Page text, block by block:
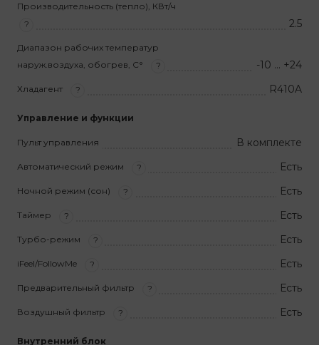
Производительность (тепло), КВт/ч
?
2.5
Диапазон рабочих температур
наруж.воздуха, обогрев, С°
? -10 … +24
Хладагент ? R410A
Управление и функции
Пульт управления В комплекте
Автоматический режим ? Есть
Ночной режим (сон) ? Есть
Таймер ? Есть
Турбо-режим ? Есть
iFeel/FollowMe ? Есть
Предварительный фильтр ? Есть
Воздушный фильтр ? Есть
Внутренний блок